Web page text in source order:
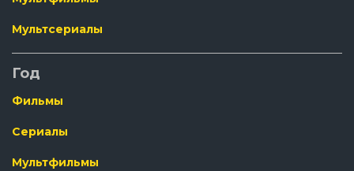
Мультсериалы
Год
Фильмы
Сериалы
Мультфильмы